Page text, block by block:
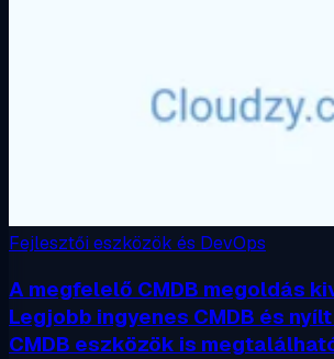
Fejlesztői eszközök és DevOps
A megfelelő CMDB megoldás
Legjobb ingyenes CMDB és
CMDB eszközök is